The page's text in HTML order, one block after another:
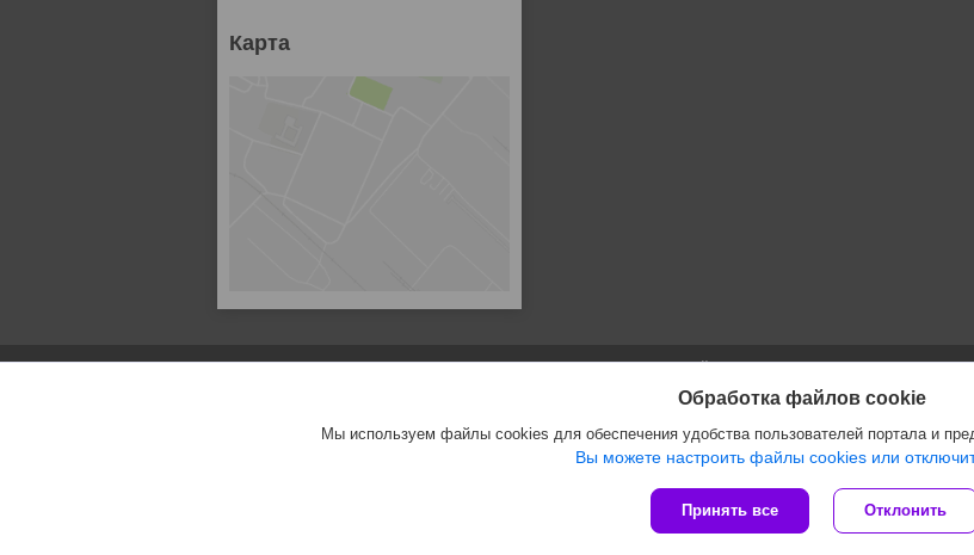
Карта
Сайт создан на платформе Deal.by
Политика обработки файлов cookies
Обработка файлов cookie
Мы используем файлы cookies для обеспечения удобства пользователей портала и
Вы можете настроить файлы cookies или
Принять все Отклонить
ООО "Инжеком" |
Пожаловаться на контент
Select Language ▼